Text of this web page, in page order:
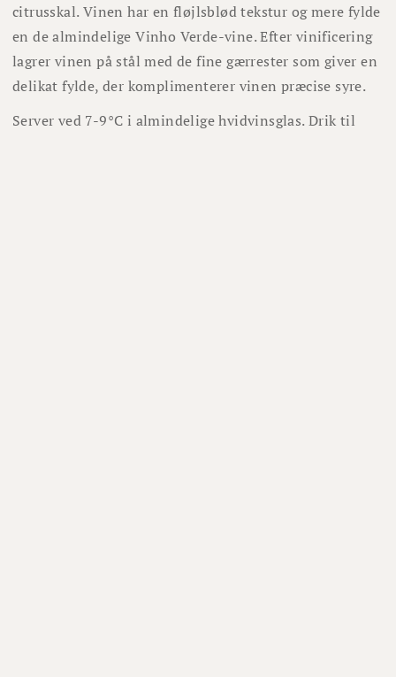
citrusskal. Vinen har en fløjlsblød tekstur og mere fylde
en de almindelige Vinho Verde-vine. Efter vinificering
lagrer vinen på stål med de fine gærrester som giver en
delikat fylde, der komplimenterer vinen præcise syre.
Server ved 7-9°C i almindelige hvidvinsglas. Drik til